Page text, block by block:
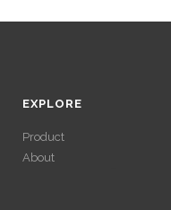
EXPLORE
Product
About